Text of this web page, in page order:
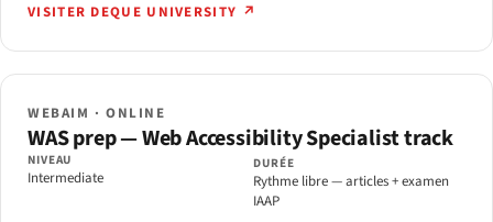
VISITER DEQUE UNIVERSITY ↗
WEBAIM · ONLINE
WAS prep — Web Accessibility Specialist track
NIVEAU
Intermediate
DURÉE
Rythme libre — articles + examen
IAAP